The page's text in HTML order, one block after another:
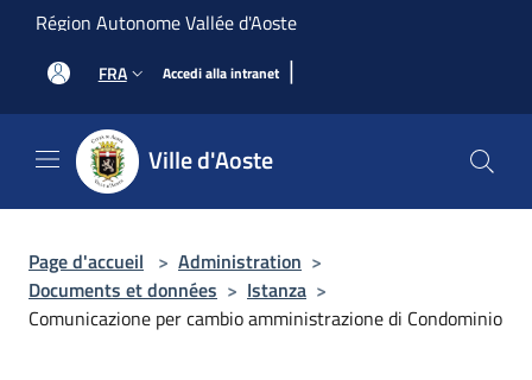
Salta al contenuto principale
Région Autonome Vallée d'Aoste
FRA Accedi alla intranet |
Ville d'Aoste
Page d'accueil > Administration >
Documents et données > Istanza >
Comunicazione per cambio amministrazione di Condominio